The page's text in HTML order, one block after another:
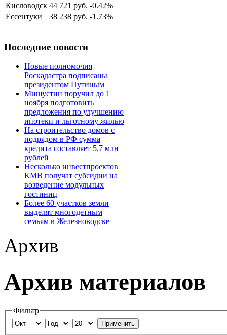
Кисловодск 44 721 руб. -0.42%
Ессентуки
38 238 руб. -1.73%
Последние новости
Новые полномочия
Роскадастра подписаны
президентом Путиным
Мишустин поручил до 1
ноября подготовить
предложения по улучшению
ипотеки и льготному жилью
На строительство домов с
подрядом в РФ сумма
кредита составляет 5,7 млн
рублей
Несколько инвестпроектов
КМВ получат субсидии на
возведение модульных
гостиниц
Более 60 участков земли
выделят многодетным
семьям в Железноводске
Архив
Архив материалов
Фильтр
Применить